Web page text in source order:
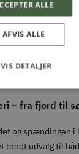
og outdoor er
til lange dage i
mærker,
du handler
der forstår, hvad
– fra fjord til
og spændingen i
udvalg til
ALLE
AFVIS ALLE
VIS DETALJER